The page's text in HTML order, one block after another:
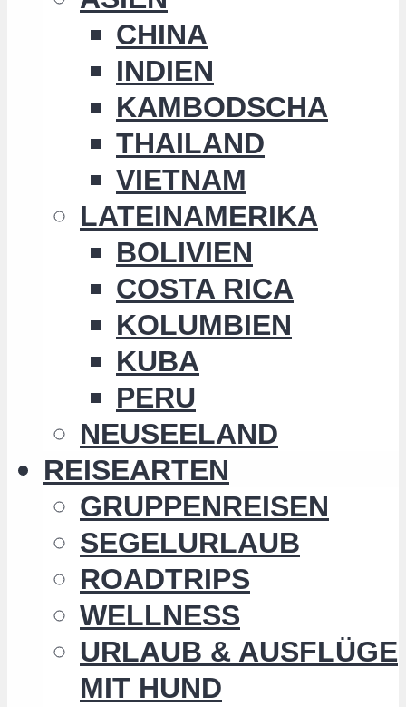
CHINA
INDIEN
KAMBODSCHA
THAILAND
VIETNAM
LATEINAMERIKA
BOLIVIEN
COSTA RICA
KOLUMBIEN
KUBA
PERU
NEUSEELAND
REISEARTEN
GRUPPENREISEN
SEGELURLAUB
ROADTRIPS
WELLNESS
URLAUB & AUSFLÜGE
MIT HUND